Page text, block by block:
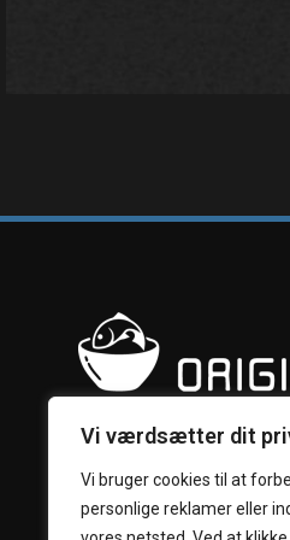
Vi værdsætter dit
Vi bruger cookies til at
personlige reklamer eller